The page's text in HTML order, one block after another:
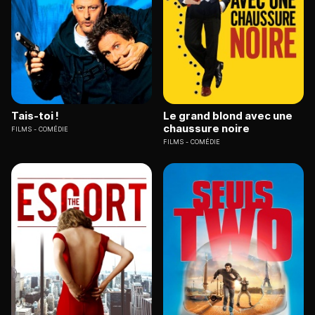
Tais-toi !
FILMS COMÉDIE
Le grand blond avec une
chaussure noire
FILMS COMÉDIE